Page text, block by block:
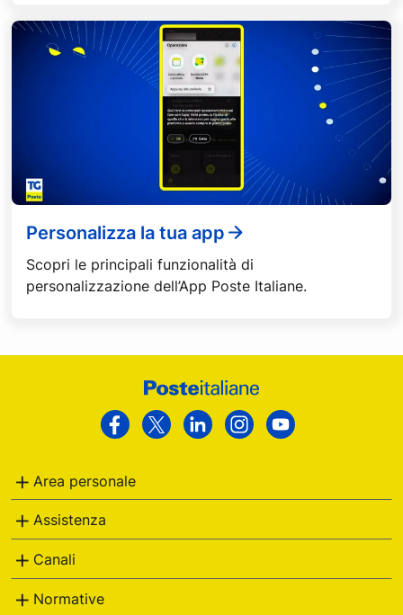
Personalizza la tua app
Scopri le principali funzionalità di
personalizzazione dell’App Poste Italiane.
Facebook
Twitter LinkedinInstagram
Area personale
Assistenza
Canali
Normative